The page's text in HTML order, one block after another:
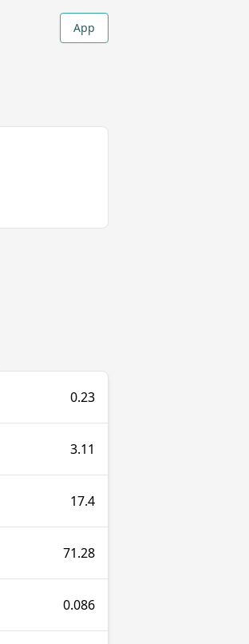
App
0.23
3.11
17.4
71.28
0.086